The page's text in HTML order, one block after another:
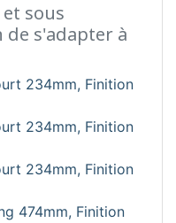
sous
s'adapter à
234mm, Finition
234mm, Finition
234mm, Finition
474mm, Finition